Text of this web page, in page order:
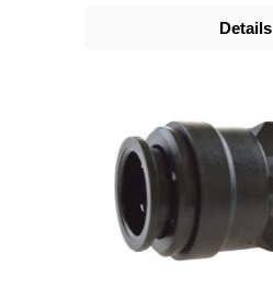
Details